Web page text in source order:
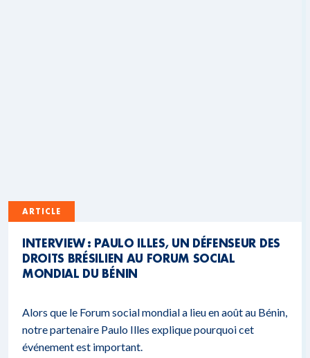
ARTICLE
INTERVIEW : PAULO ILLES, UN DÉFENSEUR DES
DROITS BRÉSILIEN AU FORUM SOCIAL
MONDIAL DU BÉNIN
Alors que le Forum social mondial a lieu en août au Bénin,
notre partenaire Paulo Illes explique pourquoi cet
événement est important.